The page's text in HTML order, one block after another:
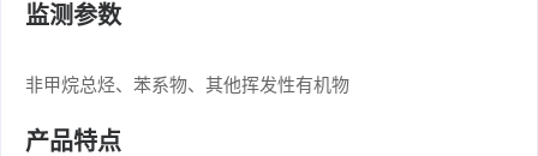
监测参数
非甲烷总烃、苯系物、其他挥发性有机物
产品特点